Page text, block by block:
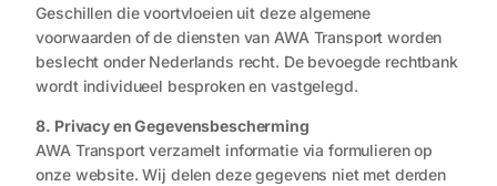
Geschillen die voortvloeien uit deze algemene
voorwaarden of de diensten van AWA Transport worden
beslecht onder Nederlands recht. De bevoegde rechtbank
wordt individueel besproken en vastgelegd.
8. Privacy en Gegevensbescherming
AWA Transport verzamelt informatie via formulieren op
onze website. Wij delen deze gegevens niet met derden